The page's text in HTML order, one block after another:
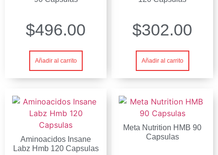
$496.00
Añadir al carrito
$302.00
Añadir al carrito
Aminoacidos Insane
Labz Hmb 120 Capsulas
Meta Nutrition HMB 90
Capsulas